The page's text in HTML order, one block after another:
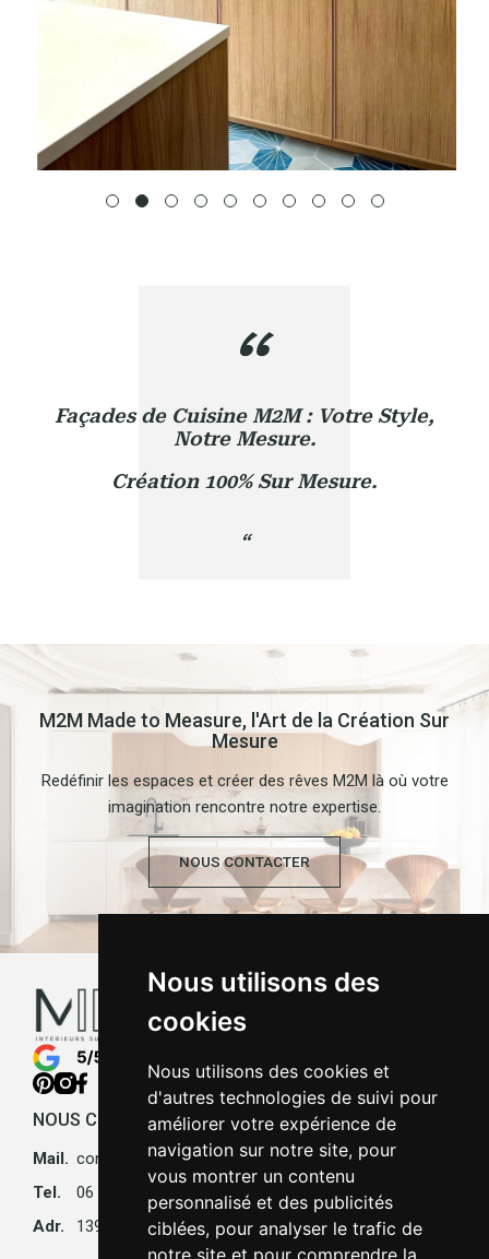
Nous utilisons des
cookies
Nous utilisons des cookies et
d'autres technologies de suivi pour
améliorer votre expérience de
navigation sur notre site, pour
vous montrer un contenu
personnalisé et des publicités
ciblées, pour analyser le trafic de
notre site et pour comprendre la
Façades de Cuisine M2M : Votre Style,
Notre Mesure.
Création 100% Sur Mesure.
M2M Made to Measure, l'Art de la Création Sur
Mesure
Redéfinir les espaces et créer des rêves M2M là où votre
imagination rencontre notre expertise.
NOUS CONTACTER
NOUS CONTACTER
Mail. contact@made-to-measure.fr
Tel.
06 84 93 93 60
Adr.
139 Rue du Ranelagh 75016 Paris